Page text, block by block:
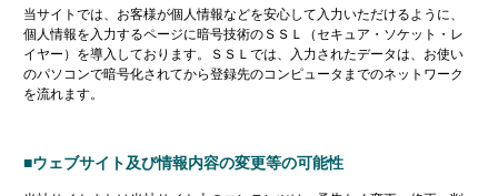
当サイトでは、お客様が個人情報などを安心して入力いただけるように、
個人情報を入力するページに暗号技術のＳＳＬ（セキュア・ソケット・レ
イヤー）を導入しております。ＳＳＬでは、入力されたデータは、お使い
のパソコンで暗号化されてから登録先のコンピュータまでのネットワーク
を流れます。
■ウェブサイト及び情報内容の変更等の可能性